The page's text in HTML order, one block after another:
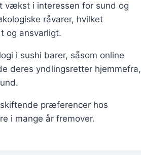
vækst i interessen for sund og
råvarer, hvilket
og ansvarligt.
i sushi barer, såsom online
deres yndlingsretter hjemmefra,
præferencer hos
i mange år fremover.